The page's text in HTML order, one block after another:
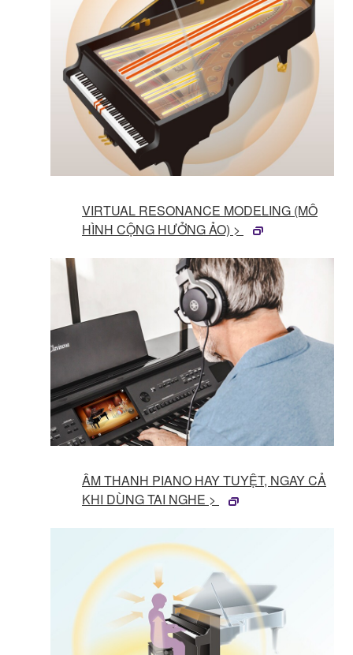
VIRTUAL RESONANCE MODELING (MÔ
HÌNH CỘNG HƯỞNG ẢO) >
ÂM THANH PIANO HAY TUYỆT, NGAY CẢ
KHI DÙNG TAI NGHE >